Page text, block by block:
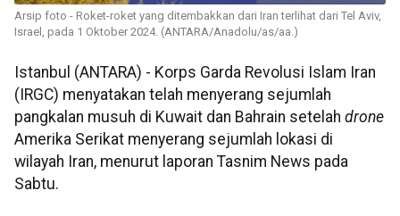
Arsip foto - Roket-roket yang ditembakkan dari Iran terlihat dari Tel Aviv,
Israel, pada 1 Oktober 2024. (ANTARA/Anadolu/as/aa.)
Istanbul (ANTARA) - Korps Garda Revolusi Islam Iran
(IRGC) menyatakan telah menyerang sejumlah
pangkalan musuh di Kuwait dan Bahrain setelah drone
Amerika Serikat menyerang sejumlah lokasi di
wilayah Iran, menurut laporan Tasnim News pada
Sabtu.